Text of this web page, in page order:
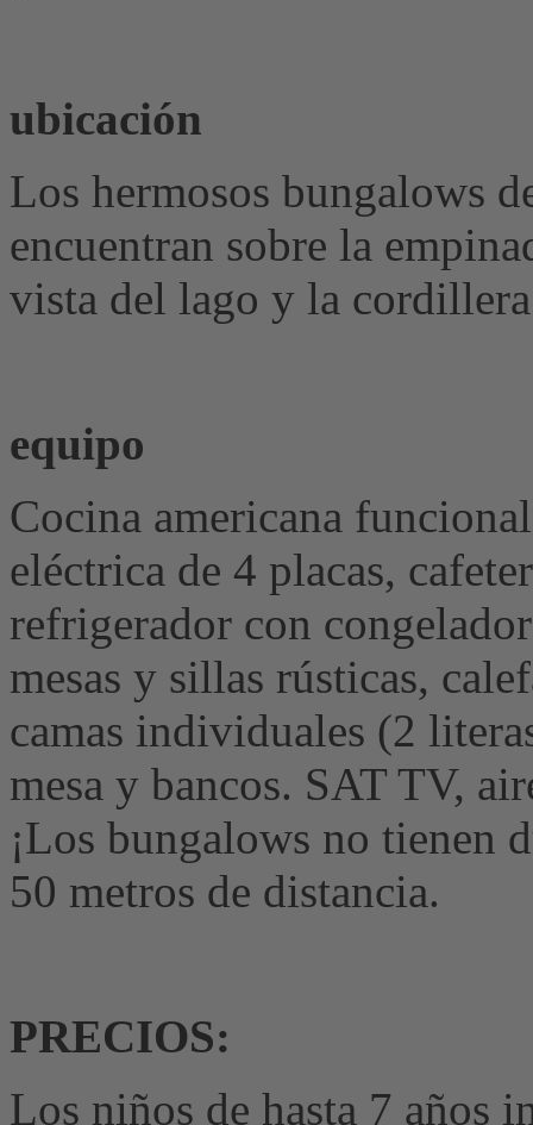
ubicación
Los hermosos bungalows
encuentran sobre la
vista del lago y la
equipo
Cocina americana
eléctrica de 4 placas,
refrigerador con
mesas y sillas rústicas,
camas individuales (2
mesa y bancos. SAT TV,
¡Los bungalows no tienen
50 metros de distancia.
PRECIOS:
Los niños de hasta 7 años